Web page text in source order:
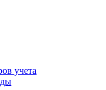
учета